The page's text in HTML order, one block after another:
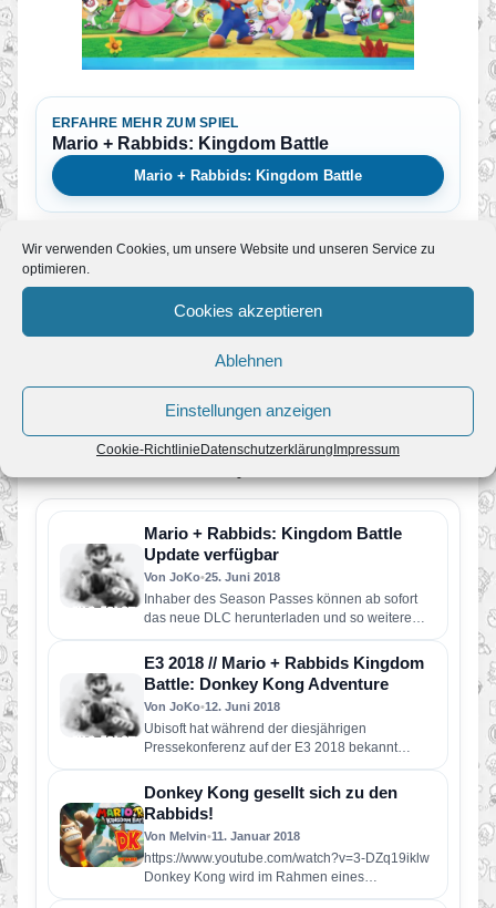
Wir verwenden Cookies, um unsere Website und unseren Service zu
optimieren.
Cookies akzeptieren
Ablehnen
Einstellungen anzeigen
Cookie-RichtlinieDatenschutzerklärungImpressum
ERFAHRE MEHR ZUM SPIEL
Mario + Rabbids: Kingdom Battle
Mario + Rabbids: Kingdom Battle
BEI AMAZON ANSEHEN
Mario + Rabbids: Kingdom Battle
Zum Angebot
Mario + Rabbids: Kingdom Battle
Update verfügbar
Von JoKo•25. Juni 2018
Inhaber des Season Passes können ab sofort
das neue DLC herunterladen und so weitere
Level mit Donkey Kong…
E3 2018 // Mario + Rabbids Kingdom
Battle: Donkey Kong Adventure
Von JoKo•12. Juni 2018
Ubisoft hat während der diesjährigen
Pressekonferenz auf der E3 2018 bekannt
gegeben, dass derDLC „Donkey Kong
Adventure“ für…
Donkey Kong gesellt sich zu den
Rabbids!
Von Melvin•11. Januar 2018
https://www.youtube.com/watch?v=3-DZq19iklw
Donkey Kong wird im Rahmen eines
kommenden Updates für Mario + Rabbids: